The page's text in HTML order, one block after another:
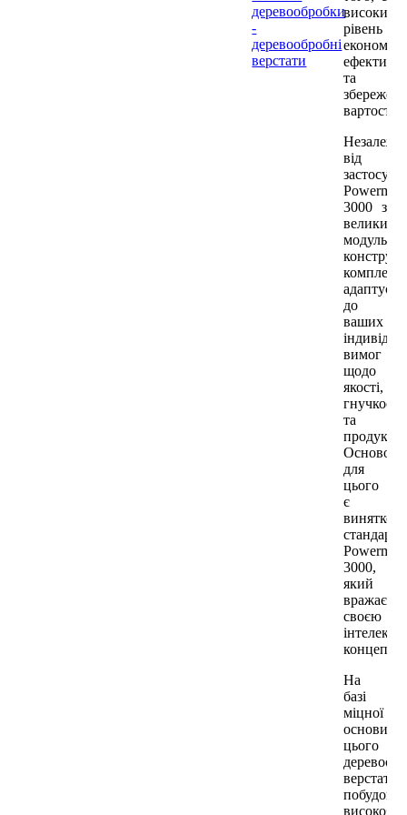
деревообробки
-
деревообробні
верстати
високий
рівень
та
вартості.
від
Powermat
3000 з
великим
до
ваших
вимог
щодо
якості,
гнучкості
та
Основою
для
цього
є
стандарт
Powermat
3000,
який
вражає
своєю
На
базі
міцної
основи
цього
верстата